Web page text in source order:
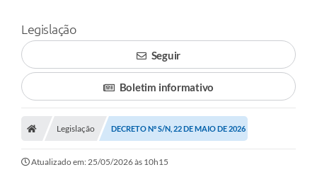
Legislação
Seguir
Boletim informativo
Legislação DECRETO Nº S/N, 22 DE MAIO DE 2026
Atualizado em: 25/05/2026 às 10h15